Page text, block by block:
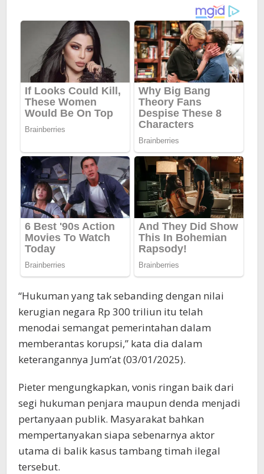
“Hukuman yang tak sebanding dengan nilai
kerugian negara Rp 300 triliun itu telah
menodai semangat pemerintahan dalam
memberantas korupsi,” kata dia dalam
keterangannya Jum’at (03/01/2025).
Pieter mengungkapkan, vonis ringan baik dari
segi hukuman penjara maupun denda menjadi
pertanyaan publik. Masyarakat bahkan
mempertanyakan siapa sebenarnya aktor
utama di balik kasus tambang timah ilegal
tersebut.